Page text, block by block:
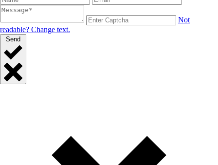
Not
readable? Change text.
Send